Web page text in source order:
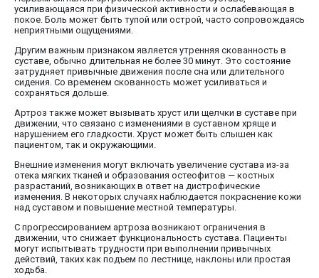
усиливающаяся при физической активности и ослабевающая в
покое. Боль может быть тупой или острой, часто сопровождаясь
неприятными ощущениями.
Другим важным признаком является утренняя скованность в
суставе, обычно длительная не более 30 минут. Это состояние
затрудняет привычные движения после сна или длительного
сидения. Со временем скованность может усиливаться и
сохраняться дольше.
Артроз также может вызывать хруст или щелчки в суставе при
движении, что связано с изменениями в суставном хряще и
нарушением его гладкости. Хруст может быть слышен как
пациентом, так и окружающими.
Внешние изменения могут включать увеличение сустава из-за
отека мягких тканей и образования остеофитов — костных
разрастаний, возникающих в ответ на дистрофические
изменения. В некоторых случаях наблюдается покраснение кожи
над суставом и повышение местной температуры.
С прогрессированием артроза возникают ограничения в
движении, что снижает функциональность сустава. Пациенты
могут испытывать трудности при выполнении привычных
действий, таких как подъем по лестнице, наклоны или простая
ходьба.